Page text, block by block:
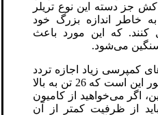
جز دسته این نوع تریلر
خاطر اندازه بزرگ خود
را حمل کنند. که این مورد باعث
سنگین می‌شود.
کمپرسی زیاد اجازه تردد
ندارند. زیرا استاندارد موجود کشور این است که 26 تن به بالا
اگر می‌خواهید از کامیون
از ظرفیت کمتر از آن